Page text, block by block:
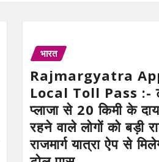
भारत
Rajmargyatra
Local Toll Pass :-
प्लाजा से 20 किमी के
रहने वाले लोगों को बड़ी
राजमार्ग यात्रा ऐप से